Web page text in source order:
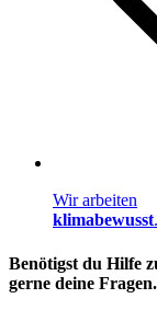
Wir arbeiten
klimabewusst.
Benötigst du Hilfe
gerne deine Fragen.